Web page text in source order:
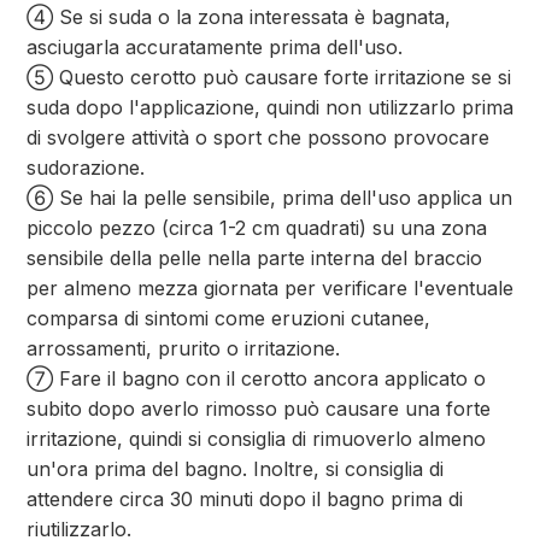
④ Se si suda o la zona interessata è bagnata,
asciugarla accuratamente prima dell'uso.
⑤ Questo cerotto può causare forte irritazione se si
suda dopo l'applicazione, quindi non utilizzarlo prima
di svolgere attività o sport che possono provocare
sudorazione.
⑥ Se hai la pelle sensibile, prima dell'uso applica un
piccolo pezzo (circa 1-2 cm quadrati) su una zona
sensibile della pelle nella parte interna del braccio
per almeno mezza giornata per verificare l'eventuale
comparsa di sintomi come eruzioni cutanee,
arrossamenti, prurito o irritazione.
⑦ Fare il bagno con il cerotto ancora applicato o
subito dopo averlo rimosso può causare una forte
irritazione, quindi si consiglia di rimuoverlo almeno
un'ora prima del bagno. Inoltre, si consiglia di
attendere circa 30 minuti dopo il bagno prima di
riutilizzarlo.